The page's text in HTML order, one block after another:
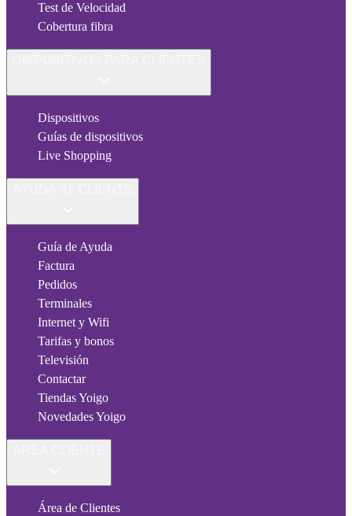
Test de Velocidad
Cobertura fibra
Dispositivos
Guías de dispositivos
Live Shopping
Guía de Ayuda
Factura
Pedidos
Terminales
Internet y Wifi
Tarifas y bonos
Televisión
Contactar
Tiendas Yoigo
Novedades Yoigo
Área de Clientes